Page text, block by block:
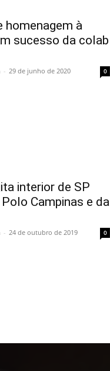
homenagem à
sucesso da colab
- 29 de junho de 2020 0
interior de SP
Campinas e da
- 24 de outubro de 2019 0